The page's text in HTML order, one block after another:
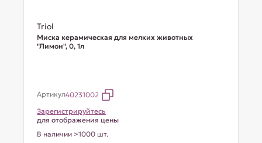
Triol
Миска керамическая для мелких животных
"Лимон", 0, 1л
Артикул40231002
Зарегистрируйтесь
для отображения цены
В наличии >1000 шт.